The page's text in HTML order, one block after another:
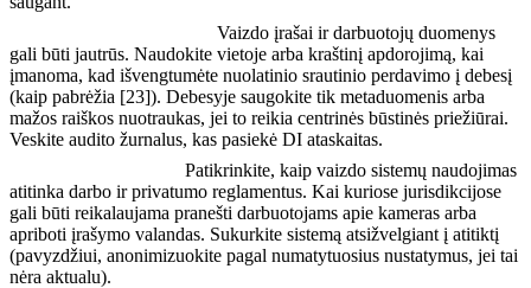
Vaizdo įrašai ir darbuotojų duomenys
gali būti jautrūs. Naudokite vietoje arba kraštinį apdorojimą, kai
įmanoma, kad išvengtumėte nuolatinio srautinio perdavimo į debesį
(kaip pabrėžia [23]). Debesyje saugokite tik metaduomenis arba
mažos raiškos nuotraukas, jei to reikia centrinės būstinės priežiūrai.
Veskite audito žurnalus, kas pasiekė DI ataskaitas.
Patikrinkite, kaip vaizdo sistemų naudojimas
atitinka darbo ir privatumo reglamentus. Kai kuriose jurisdikcijose
gali būti reikalaujama pranešti darbuotojams apie kameras arba
apriboti įrašymo valandas. Sukurkite sistemą atsižvelgiant į atitiktį
(pavyzdžiui, anonimizuokite pagal numatytuosius nustatymus, jei tai
nėra aktualu).